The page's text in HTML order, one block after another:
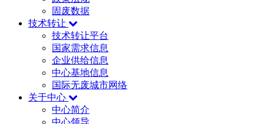
固废数据
技术转让
技术转让平台
国家需求信息
企业供给信息
中心基地信息
国际无废城市网络
关于中心
中心简介
中心领导